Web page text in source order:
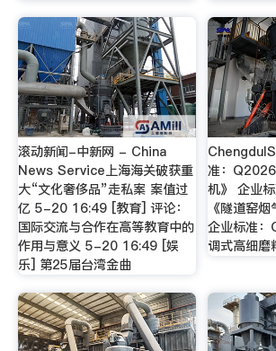
滚动新闻-中新网 - China
News Service上海海关破获重
大“文化奢侈品”走私案 案值过
亿 5-20 16:49 [教育] 评论：
国际交流与合作在高等教育中的
作用与意义 5-20 16:49 [娱
乐] 第25届台湾金曲
准：
机》 企业
《隧道窑
企业标准
调式高细磨